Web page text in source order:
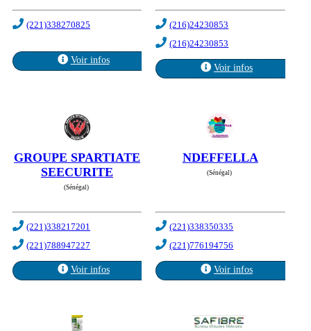
(221)338270825
Voir infos
(216)24230853
(216)24230853
Voir infos
GROUPE SPARTIATE
SEECURITE
(Sénégal)
(221)338217201
(221)788947227
Voir infos
NDEFFELLA
(Sénégal)
(221)338350335
(221)776194756
Voir infos